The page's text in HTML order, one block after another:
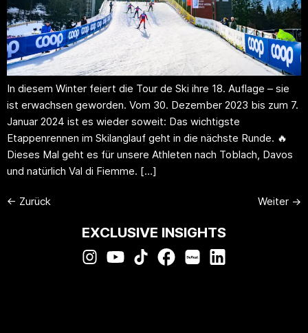
In diesem Winter feiert die Tour de Ski ihre 18. Auflage – sie
ist erwachsen geworden. Vom 30. Dezember 2023 bis zum 7.
Januar 2024 ist es wieder soweit: Das wichtigste
Etappenrennen im Skilanglauf geht in die nächste Runde. 🔥
Dieses Mal geht es für unsere Athleten nach Toblach, Davos
und natürlich Val di Fiemme. […]
← Zurück Weiter →
EXCLUSIVE INSIGHTS